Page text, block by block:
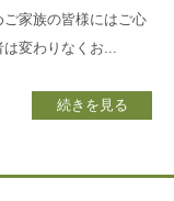
家族の皆様にはご心
変わりなくお...
続きを見る